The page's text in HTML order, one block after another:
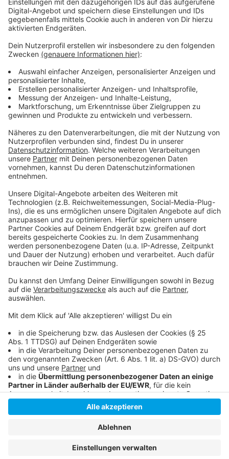
Gogulla war vor der Partie geehrt worden - und zwar
das 1.000 DEL-Spiel in seiner Karriere. Zwei Spieltage
Play-Off-Kurs. Aktuell ist das Team Fünfter. Am
Wolfsburg, am Sonntag (5. März 2023) dann zu Hause
gegen Mannheim. Beide Spiele übertragen wir live.
Anzeige
Weitere Infos und Links zum Thema:
Anzeige
So berichtet die DEG über den Sieg gegen
Schwenningen
Beim letzten Heimspiel gegen München hatte Alex
Barta sein 1.000 DEL-Spiel gefeiert
Hier geht es zur Tabelle der Deutschen Eishockey
Anzeige
Anzeige